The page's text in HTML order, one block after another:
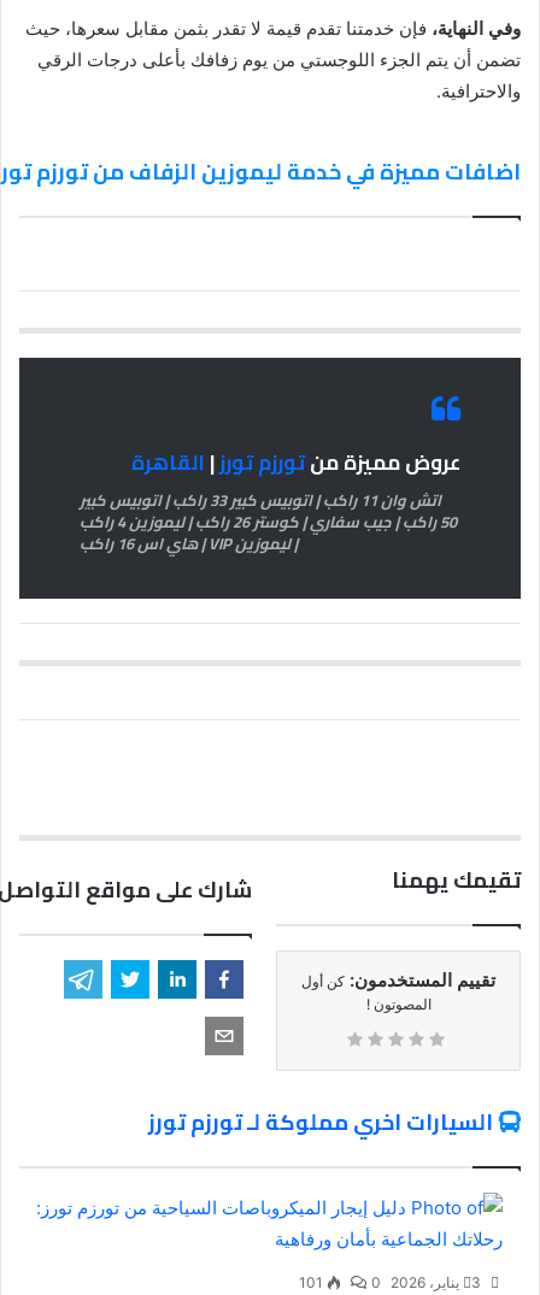
وفي النهاية، فإن خدمتنا تقدم قيمة لا تقدر بثمن مقابل سعرها، حيث
تضمن أن يتم الجزء اللوجستي من يوم زفافك بأعلى درجات الرقي
والاحترافية.
اضافات مميزة في خدمة ليموزين الزفاف من تورزم
عروض مميزة منتورزم تورز|القاهرة
اتش وان 11 راكب | اتوبيس كبير 33 راكب | اتوبيس كبير
50 راكب | جيب سفاري | كوستر 26 راكب | ليموزين 4 راكب
| ليموزين VIP | هاي اس 16 راكب
تقيمك يهمنا
تقييم المستخدمون: كن أول
المصوتون !
شارك على مواقع
السيارات اخري مملوكة لـ تورزم تورز
3 يناير، 2026 0
101